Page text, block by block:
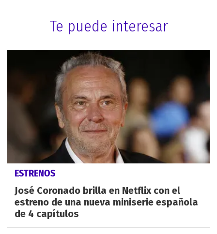
Te puede interesar
ESTRENOS
José Coronado brilla en Netflix con el
estreno de una nueva miniserie española
de 4 capítulos